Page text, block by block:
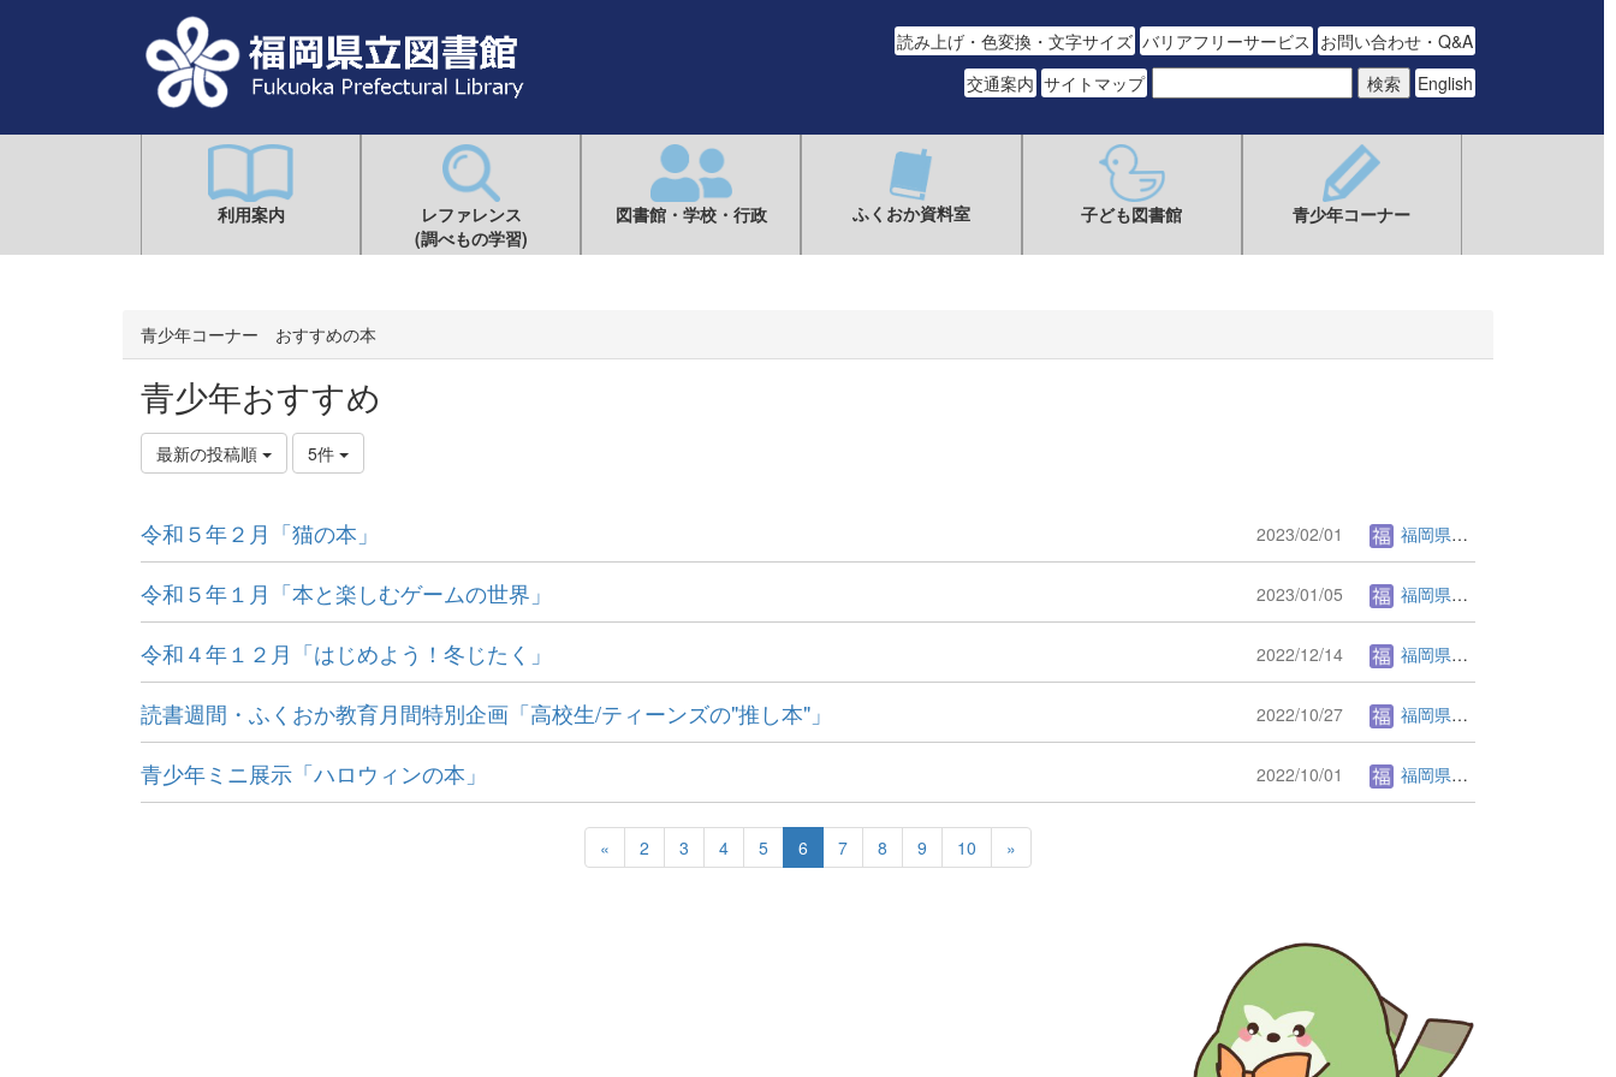
読み上げ・色変換・文字サイズ バリアフリーサービス お問い合わせ・Q&A
交通案内 サイトマップ English
利用案内
レファレンス
(調べもの学習)
図書館・学校・行政 ふくおか資料室 子ども図書館 青少年コーナー
青少年コーナー おすすめの本
青少年おすすめ
最新の投稿順 5件
令和５年２月「猫の本」 2023/02/01 福岡県立図書館.
令和５年１月「本と楽しむゲームの世界」 2023/01/05 福岡県立図書館.
令和４年１２月「はじめよう！冬じたく」 2022/12/14 福岡県立図書館.
読書週間・ふくおか教育月間特別企画「高校生/ティーンズの"推し本"」 2022/10/27 福岡県立図書館.
青少年ミニ展示「ハロウィンの本」 2022/10/01 福岡県立図書館.
« 2 3 4 5 6 7 8 9 10 »